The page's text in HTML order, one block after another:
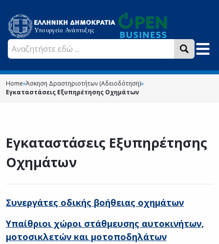
Home»Άσκηση Δραστηριοτήτων (Αδειοδότηση)»
Εγκαταστάσεις Εξυπηρέτησης Οχημάτων
Εγκαταστάσεις Εξυπηρέτησης
Οχημάτων
Συνεργάτες οδικής βοήθειας οχημάτων
Υπαίθριοι χώροι στάθμευσης αυτοκινήτων,
μοτοσικλετών και μοτοποδηλάτων